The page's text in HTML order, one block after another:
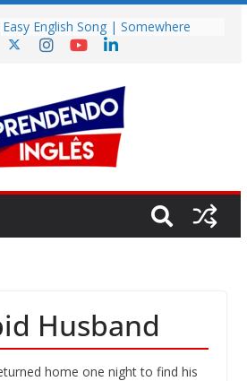
Easy English Song | Somewhere
Over the Rainbow (Israel
Melody (Alex North)
Vídeo | How I m using NotebookLM
to power up my language learning
Vídeo | Do imaginary friends make
you smarter?
Story | Brasília: The City That Rose
Husband
home one night to find his